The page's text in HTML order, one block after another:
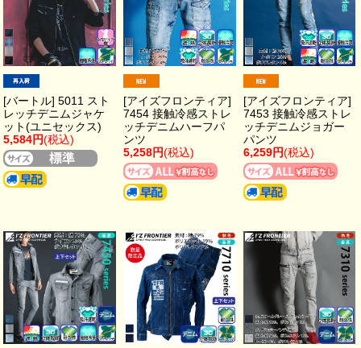
[バートル] 5011 スト
レッチデニムジャケ
ット(ユニセックス)
5,584円(税込)
[アイズフロンティア]
7454 接触冷感ストレ
ッチデニムハーフパ
ンツ
5,258円(税込)
[アイズフロンティア]
7453 接触冷感ストレ
ッチデニムジョガー
パンツ
6,259円(税込)